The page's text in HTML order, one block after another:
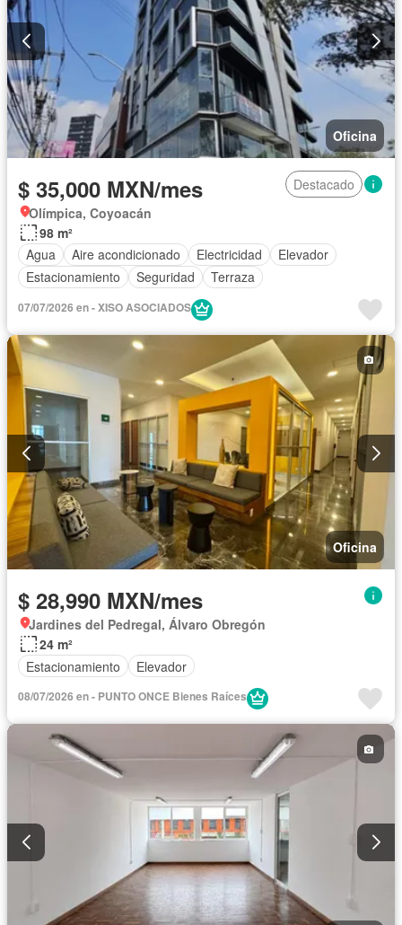
Oficina
$ 35,000 MXN/mes
Destacado
Olímpica, Coyoacán
98 m²
Agua
Aire acondicionado Electricidad
Elevador
Estacionamiento
Seguridad Terraza
07/07/2026 en - XISO ASOCIADOS
Oficina
$ 28,990 MXN/mes
Jardines del Pedregal, Álvaro Obregón
24 m²
Estacionamiento
Elevador
08/07/2026 en - PUNTO ONCE Bienes Raíces